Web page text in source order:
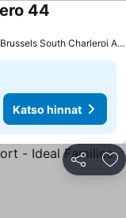
44
2.0 km kohteesta Brussels South Charleroi Airport
Katso hinnat
Jaa